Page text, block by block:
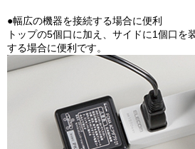
●幅広の機器を接続する場合に便利
トップの5個口に加え、サイドに1個口を
する場合に便利です。